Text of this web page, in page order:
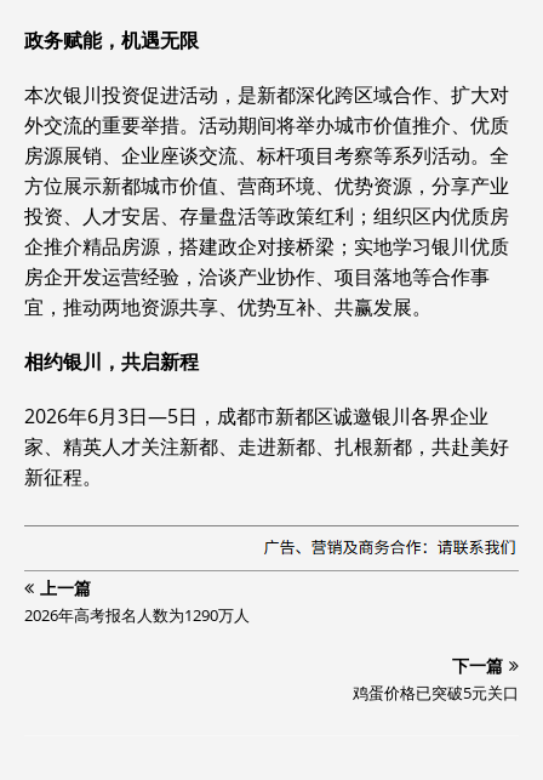
政务赋能，机遇无限
本次银川投资促进活动，是新都深化跨区域合作、扩大对
外交流的重要举措。活动期间将举办城市价值推介、优质
房源展销、企业座谈交流、标杆项目考察等系列活动。全
方位展示新都城市价值、营商环境、优势资源，分享产业
投资、人才安居、存量盘活等政策红利；组织区内优质房
企推介精品房源，搭建政企对接桥梁；实地学习银川优质
房企开发运营经验，洽谈产业协作、项目落地等合作事
宜，推动两地资源共享、优势互补、共赢发展。
相约银川，共启新程
2026年6月3日—5日，成都市新都区诚邀银川各界企业
家、精英人才关注新都、走进新都、扎根新都，共赴美好
新征程。
上一篇
2026年高考报名人数为1290万人
下一篇
鸡蛋价格已突破5元关口